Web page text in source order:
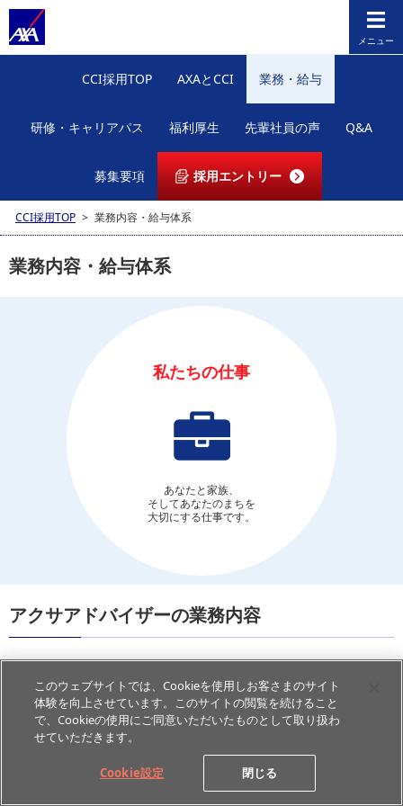
メニュー
CCI採用TOP AXAとCCI 業務・給与
研修・キャリアパス 福利厚生 先輩社員の声 Q&A
募集要項 採用エントリー
CCI採用TOP > 業務内容・給与体系
業務内容・給与体系
私たちの仕事
あなたと家族、
そしてあなたのまちを
大切にする仕事です。
アクサアドバイザーの業務内容
提案する心強いパートナー
商工会議所との連携で培われたマーケットにおけるノウハウを活か
すことで、法人・個人すべてのお客さまに、地域に密着した情報提
供を行っています。
このウェブサイトでは、Cookieを使用しお客さまのサイト
体験を向上させています。このサイトの閲覧を続けること
で、Cookieの使用にご同意いただいたものとして取り扱わ
せていただきます。
Cookie設定 閉じる